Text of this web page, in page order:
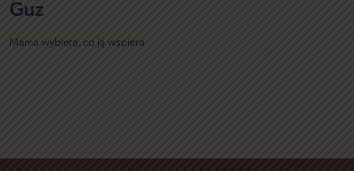
Guz
Mama wybiera, co ją wspiera